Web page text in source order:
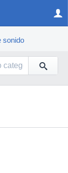
sonido